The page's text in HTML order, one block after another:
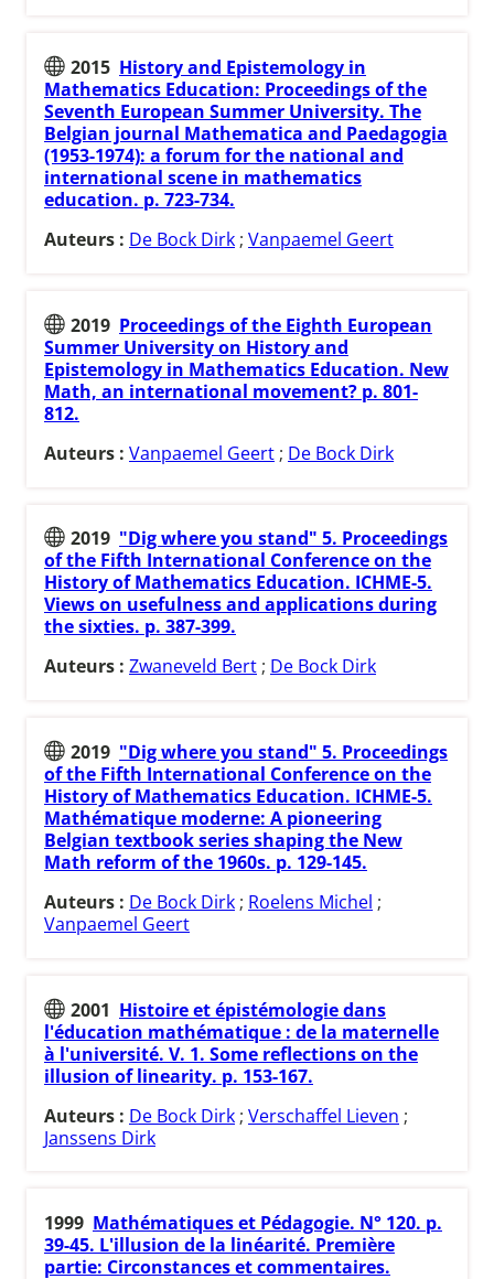
2015 History and Epistemology in
Mathematics Education: Proceedings of the
Seventh European Summer University. The
Belgian journal Mathematica and Paedagogia
(1953-1974): a forum for the national and
international scene in mathematics
education. p. 723-734.
Auteurs : De Bock Dirk ; Vanpaemel Geert
2019 Proceedings of the Eighth European
Summer University on History and
Epistemology in Mathematics Education. New
Math, an international movement? p. 801-
812.
Auteurs : Vanpaemel Geert ; De Bock Dirk
2019 "Dig where you stand" 5. Proceedings
of the Fifth International Conference on the
History of Mathematics Education. ICHME-5.
Views on usefulness and applications during
the sixties. p. 387-399.
Auteurs : Zwaneveld Bert; De Bock Dirk
2019 "Dig where you stand" 5. Proceedings
of the Fifth International Conference on the
History of Mathematics Education. ICHME-5.
Mathématique moderne: A pioneering
Belgian textbook series shaping the New
Math reform of the 1960s. p. 129-145.
Auteurs : De Bock Dirk ; Roelens Michel ;
Vanpaemel Geert
2001 Histoire et épistémologie dans
l'éducation mathématique : de la maternelle
à l'université. V. 1. Some reflections on the
illusion of linearity. p. 153-167.
Auteurs : De Bock Dirk ; Verschaffel Lieven ;
Janssens Dirk
1999 Mathématiques et Pédagogie. N° 120. p.
39-45. L'illusion de la linéarité. Première
partie: Circonstances et commentaires.